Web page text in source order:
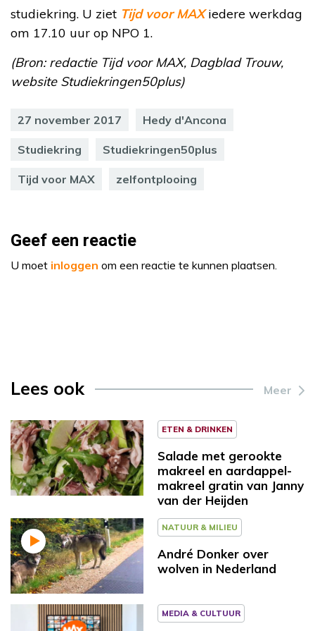
studiekring. U ziet Tijd voor MAXiedere werkdag
om 17.10 uur op NPO 1.
(Bron: redactie Tijd voor MAX, Dagblad Trouw,
website Studiekringen50plus)
27 november 2017 Hedy d'Ancona
Studiekring Studiekringen50plus
Tijd voor MAX zelfontplooing
Geef een reactie
U moet inloggen om een reactie te kunnen plaatsen.
Lees ook Meer
ETEN & DRINKEN
Salade met gerookte
makreel en aardappel-
makreel gratin van Janny
van der Heijden
NATUUR & MILIEU
André Donker over
wolven in Nederland
MEDIA & CULTUUR